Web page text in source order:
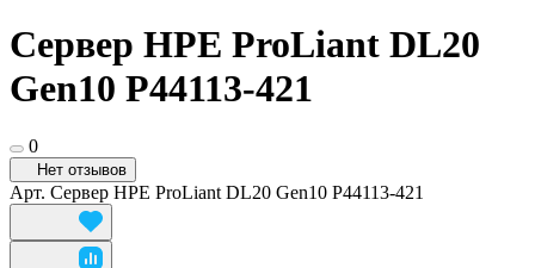
Сервер HPE ProLiant DL20
Gen10 P44113-421
0
Нет отзывов
Арт. Сервер HPE ProLiant DL20 Gen10 P44113-421